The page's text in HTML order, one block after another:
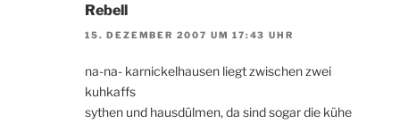
Rebell
15. DEZEMBER 2007 UM 17:43 UHR
na-na- karnickelhausen liegt zwischen zwei
kuhkaffs
sythen und hausdülmen, da sind sogar die kühe